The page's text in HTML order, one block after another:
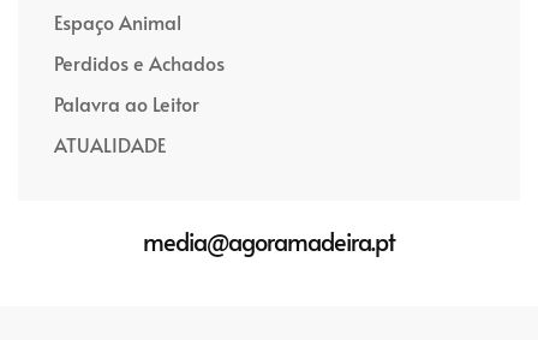
Espaço Animal
Perdidos e Achados
Palavra ao Leitor
ATUALIDADE
media@agoramadeira.pt